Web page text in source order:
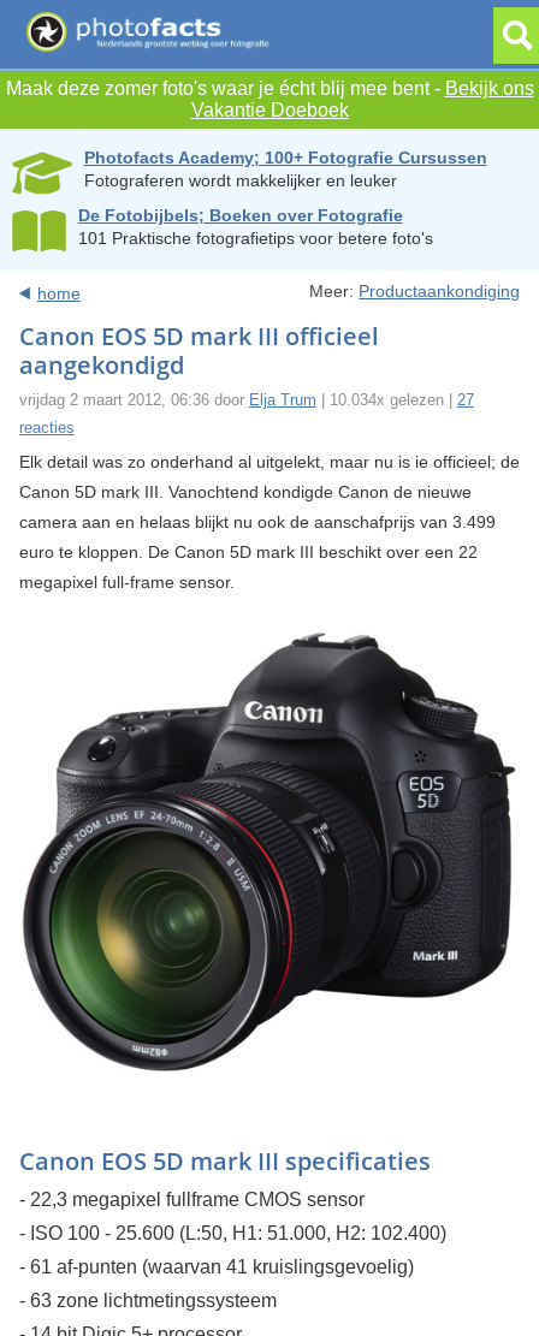
Maak deze zomer foto's waar je écht blij mee bent - Bekijk ons
Vakantie Doeboek
Photofacts Academy; 100+ Fotografie Cursussen
Fotograferen wordt makkelijker en leuker
De Fotobijbels; Boeken over Fotografie
101 Praktische fotografietips voor betere foto's
home Meer: Productaankondiging
Canon EOS 5D mark III officieel
aangekondigd
vrijdag 2 maart 2012, 06:36 door Elja Trum | 10.034x gelezen | 27
reacties
Elk detail was zo onderhand al uitgelekt, maar nu is ie officieel; de
Canon 5D mark III. Vanochtend kondigde Canon de nieuwe
camera aan en helaas blijkt nu ook de aanschafprijs van 3.499
euro te kloppen. De Canon 5D mark III beschikt over een 22
megapixel full-frame sensor.
Canon EOS 5D mark III specificaties
- 22,3 megapixel fullframe CMOS sensor
- ISO 100 - 25.600 (L:50, H1: 51.000, H2: 102.400)
- 61 af-punten (waarvan 41 kruislingsgevoelig)
- 63 zone lichtmetingssysteem